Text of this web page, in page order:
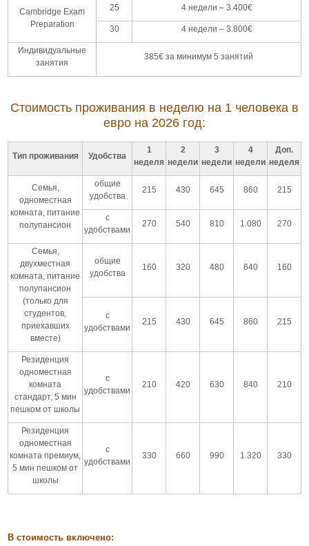
Cambridge Exam
Preparation
25 4 недели – 3.400€
30 4 недели – 3.800€
Индивидуальные
занятия
385€ за минимум 5 занятий
Стоимость проживания в неделю на 1 человека в
евро на 2026 год:
Тип проживания Удобства
1
неделя
2
недели
3
недели
4
недели
Доп.
неделя
Семья,
одноместная
комната, питание
полупансион
общие
удобства
215 430 645 860 215
с
удобствами
270 540 810 1.080 270
Семья,
двухместная
комната, питание
полупансион
(только для
студентов,
приехавших
вместе)
общие
удобства
160 320 480 640 160
с
удобствами
215 430 645 860 215
Резиденция
одноместная
комната
стандарт, 5 мин
пешком от школы
с
удобствами
210 420 630 840 210
Резиденция
одноместная
комната премиум,
5 мин пешком от
школы
с
удобствами
330 660 990 1.320 330
В стоимость включено: